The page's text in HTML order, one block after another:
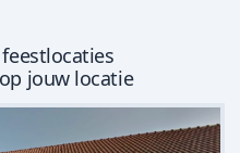
jouw locatie